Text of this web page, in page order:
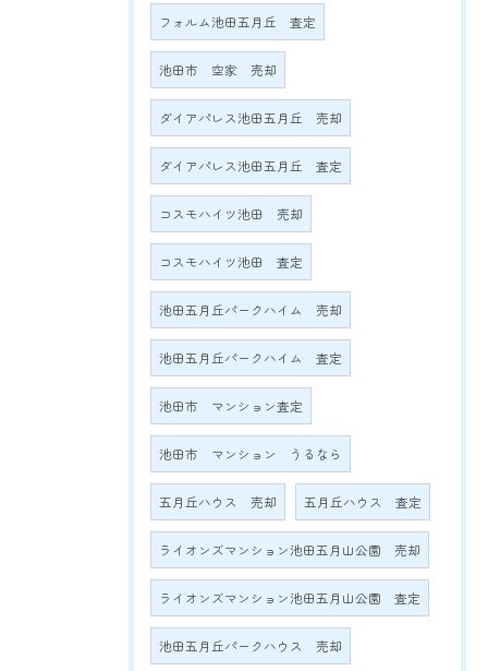
フォルム池田五月丘 査定
池田市 空家 売却
ダイアパレス池田五月丘 売却
ダイアパレス池田五月丘 査定
コスモハイツ池田 売却
コスモハイツ池田 査定
池田五月丘パークハイム 売却
池田五月丘パークハイム 査定
池田市 マンション査定
池田市 マンション うるなら
五月丘ハウス 売却 五月丘ハウス 査定
ライオンズマンション池田五月山公園 売却
ライオンズマンション池田五月山公園 査定
池田五月丘パークハウス 売却